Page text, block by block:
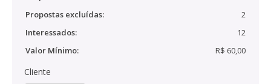
Propostas excluídas:
2
Interessados:
12
Valor Mínimo:
R$ 60,00
Cliente